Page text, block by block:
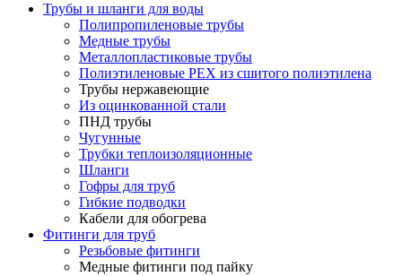
Трубы и шланги для воды
Полипропиленовые трубы
Медные трубы
Металлопластиковые трубы
Полиэтиленовые PEX из сшитого полиэтилена
Трубы нержавеющие
Из оцинкованной стали
ПНД трубы
Чугунные
Трубки теплоизоляционные
Шланги
Гофры для труб
Гибкие подводки
Кабели для обогрева
Фитинги для труб
Резьбовые фитинги
Медные фитинги под пайку